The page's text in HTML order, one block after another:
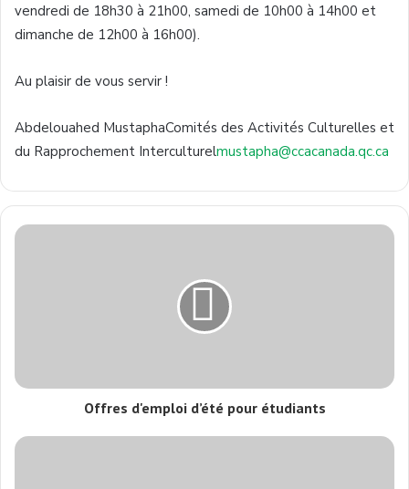
vendredi de 18h30 à 21h00, samedi de 10h00 à 14h00 et
dimanche de 12h00 à 16h00).
Au plaisir de vous servir !
Abdelouahed MustaphaComités des Activités Culturelles et
du Rapprochement Interculturelmustapha@ccacanada.qc.ca
Offres d'emploi d’été pour étudiants